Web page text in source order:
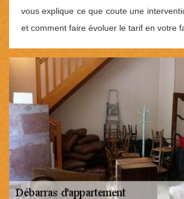
vous explique ce que coute une
et comment faire évoluer le tarif en votre